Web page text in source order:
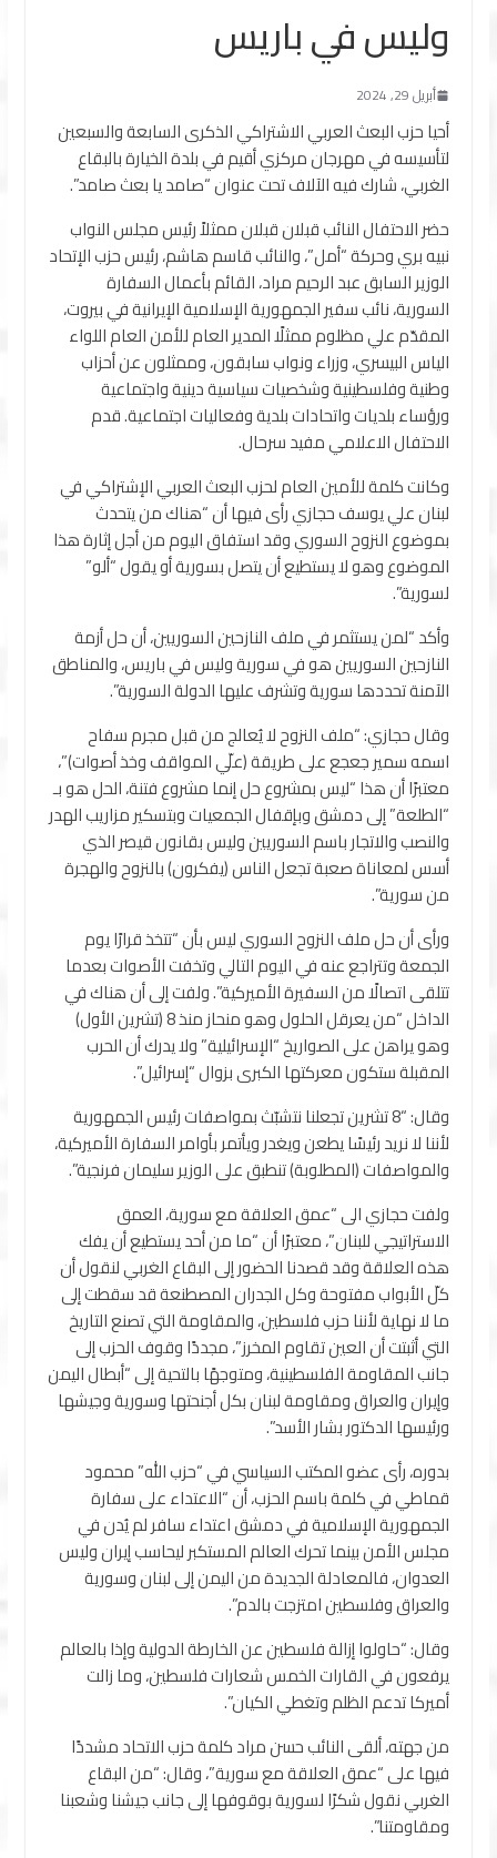
وليس في باريس
أبريل 29, 2024
أحيا حزب البعث العربي الاشتراكي الذكرى السابعة والسبعين
لتأسيسه في مهرجان مركزي أقيم في بلدة الخيارة بالبقاع
الغربي، شارك فيه الآلاف تحت عنوان “صامد يا بعث صامد”.
حضر الاحتفال النائب قبلان قبلان ممثلاً رئيس مجلس النواب
نبيه بري وحركة “أمل”، والنائب قاسم هاشم، رئيس حزب الإتحاد
الوزير السابق عبد الرحيم مراد، القائم بأعمال السفارة
السورية، نائب سفير الجمهورية الإسلامية الإيرانية في بيروت،
المقدّم علي مظلوم ممثلًا المدير العام للأمن العام اللواء
الياس البيسري، وزراء ونواب سابقون، وممثلون عن أحزاب
وطنية وفلسطينية وشخصيات سياسية دينية واجتماعية
ورؤساء بلديات واتحادات بلدية وفعاليات اجتماعية. قدم
الاحتفال الاعلامي مفيد سرحال.
وكانت كلمة للأمين العام لحزب البعث العربي الإشتراكي في
لبنان علي يوسف حجازي رأى فيها أن “هناك من يتحدث
بموضوع النزوح السوري وقد استفاق اليوم من أجل إثارة هذا
الموضوع وهو لا يستطيع أن يتصل بسورية أو يقول “ألو”
لسورية”.
وأكد “لمن يستثمر في ملف النازحين السوريين، أن حل أزمة
النازحين السوريين هو في سورية وليس في باريس، والمناطق
الآمنة تحددها سورية وتشرف عليها الدولة السورية”.
وقال حجازي: “ملف النزوح لا يُعالج من قبل مجرم سفاح
اسمه سمير جعجع على طريقة (علّي المواقف وخذ أصوات)”،
معتبرًا أن هذا “ليس بمشروع حل إنما مشروع فتنة، الحل هو بـ
“الطلعة” إلى دمشق وبإقفال الجمعيات وبتسكير مزاريب الهدر
والنصب والاتجار باسم السوريين وليس بقانون قيصر الذي
أسس لمعاناة صعبة تجعل الناس (يفكرون) بالنزوح والهجرة
من سورية”.
ورأى أن حل ملف النزوح السوري ليس بأن “تتخذ قرارًا يوم
الجمعة وتتراجع عنه في اليوم التالي وتخفت الأصوات بعدما
تتلقى اتصالًا من السفيرة الأميركية”. ولفت إلى أن هناك في
الداخل “من يعرقل الحلول وهو منحاز منذ 8 (تشرين الأول)
وهو يراهن على الصواريخ “الإسرائيلية” ولا يدرك أن الحرب
المقبلة ستكون معركتها الكبرى بزوال “إسرائيل”.
وقال: “8 تشرين تجعلنا نتشبّث بمواصفات رئيس الجمهورية
لأننا لا نريد رئيسًا يطعن ويغدر ويأتمر بأوامر السفارة الأميركية،
والمواصفات (المطلوبة) تنطبق على الوزير سليمان فرنجية”.
ولفت حجازي الى “عمق العلاقة مع سورية، العمق
الاستراتيجي للبنان”، معتبرًا أن “ما من أحد يستطيع أن يفك
هذه العلاقة وقد قصدنا الحضور إلى البقاع الغربي لنقول أن
كلّ الأبواب مفتوحة وكل الجدران المصطنعة قد سقطت إلى
ما لا نهاية لأننا حزب فلسطين، والمقاومة التي تصنع التاريخ
التي أثبتت أن العين تقاوم المخرز”، مجددًا وقوف الحزب إلى
جانب المقاومة الفلسطينية، ومتوجهًا بالتحية إلى “أبطال اليمن
وإيران والعراق ومقاومة لبنان بكل أجنحتها وسورية وجيشها
ورئيسها الدكتور بشار الأسد”.
بدوره، رأى عضو المكتب السياسي في “حزب الله” محمود
قماطي في كلمة باسم الحزب، أن “الاعتداء على سفارة
الجمهورية الإسلامية في دمشق اعتداء سافر لم يُدن في
مجلس الأمن بينما تحرك العالم المستكبر ليحاسب إيران وليس
العدوان، فالمعادلة الجديدة من اليمن إلى لبنان وسورية
والعراق وفلسطين امتزجت بالدم”.
وقال: “حاولوا إزالة فلسطين عن الخارطة الدولية وإذا بالعالم
يرفعون في القارات الخمس شعارات فلسطين، وما زالت
أميركا تدعم الظلم وتغطي الكيان”.
من جهته، ألقى النائب حسن مراد كلمة حزب الاتحاد مشددًا
فيها على “عمق العلاقة مع سورية”، وقال: “من البقاع
الغربي نقول شكرًا لسورية بوقوفها إلى جانب جيشنا وشعبنا
ومقاومتنا”.